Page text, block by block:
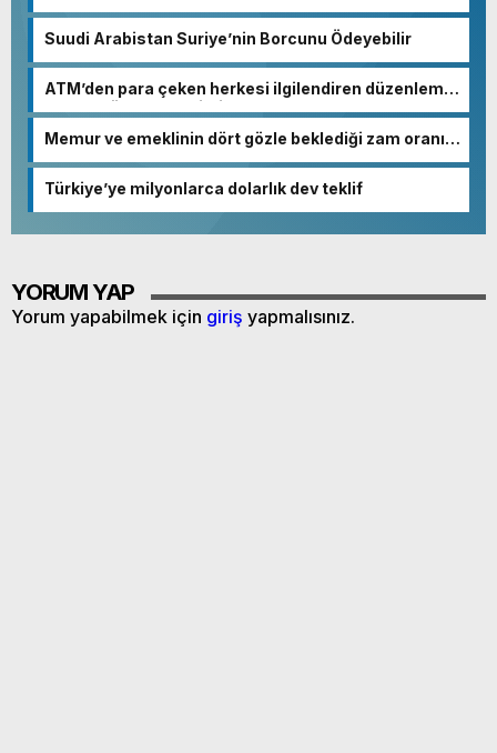
Suudi Arabistan Suriye’nin Borcunu Ödeyebilir
ATM’den para çeken herkesi ilgilendiren düzenleme!
Sayılar tümden değişti
Memur ve emeklinin dört gözle beklediği zam oranı
Türkiye’ye milyonlarca dolarlık dev teklif
YORUM YAP
Yorum yapabilmek için giriş yapmalısınız.